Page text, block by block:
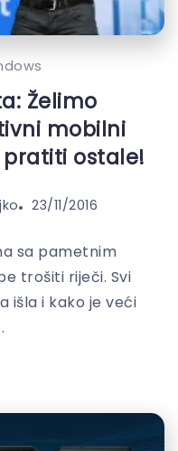
Želimo
mobilni
ostale!
23/11/2016
sa pametnim
trošiti riječi. Svi
išla i kako je veći